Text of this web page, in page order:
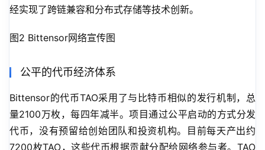
经实现了跨链兼容和分布式存储等技术创新。
图2 Bittensor网络宣传图
公平的代币经济体系
Bittensor的代币TAO采用了与比特币相似的发行机制，总
量2100万枚，每四年减半。项目通过公平启动的方式分发
代币，没有预留给创始团队和投资机构。目前每天产出约
7200枚TAO，这些代币根据贡献分配给网络参与者。TAO